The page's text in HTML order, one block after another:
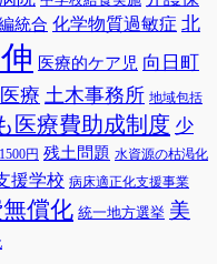
統合 化学物質過敏症 北
医療的ケア児 向日町
療 土木事務所 地域包括
医療費助成制度 少
円 残土問題 水資源の枯渇化
援学校 病床適正化支援事業
償化 統一地方選挙 美